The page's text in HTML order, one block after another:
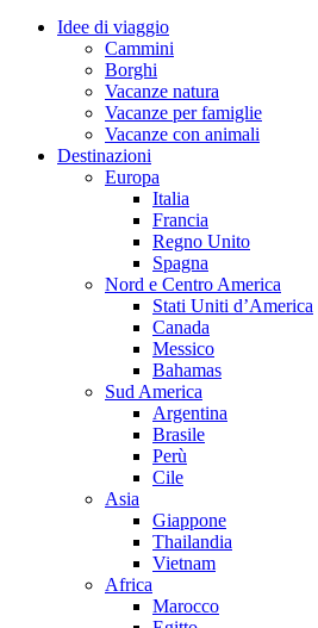
Idee di viaggio
Cammini
Borghi
Vacanze natura
Vacanze per famiglie
Vacanze con animali
Destinazioni
Europa
Italia
Francia
Regno Unito
Spagna
Nord e Centro America
Stati Uniti d’America
Canada
Messico
Bahamas
Sud America
Argentina
Brasile
Perù
Cile
Asia
Giappone
Thailandia
Vietnam
Africa
Marocco